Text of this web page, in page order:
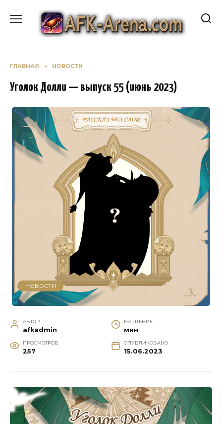
содержанию
ГЛАВНАЯ » НОВОСТИ
Уголок Долли — выпуск 55 (июнь 2023)
НОВОСТИ
АВТОР
afkadmin
НА ЧТЕНИЕ
мин
ПРОСМОТРОВ
257
ОПУБЛИКОВАНО
15.06.2023